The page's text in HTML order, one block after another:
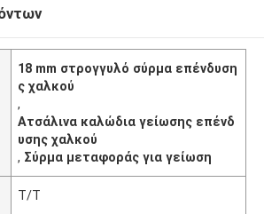
18 mm στρογγυλό σύρμα επένδυση
ς χαλκού
,
Ατσάλινα καλώδια γείωσης επένδ
υσης χαλκού
, Σύρμα μεταφοράς για γείωση
T/T